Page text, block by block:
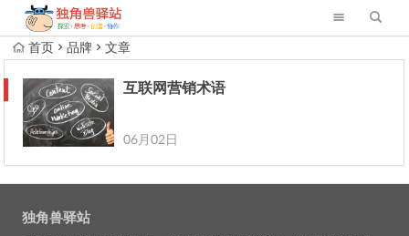
首页 品牌 文章
互联网营销术语
06月02日
独角兽驿站